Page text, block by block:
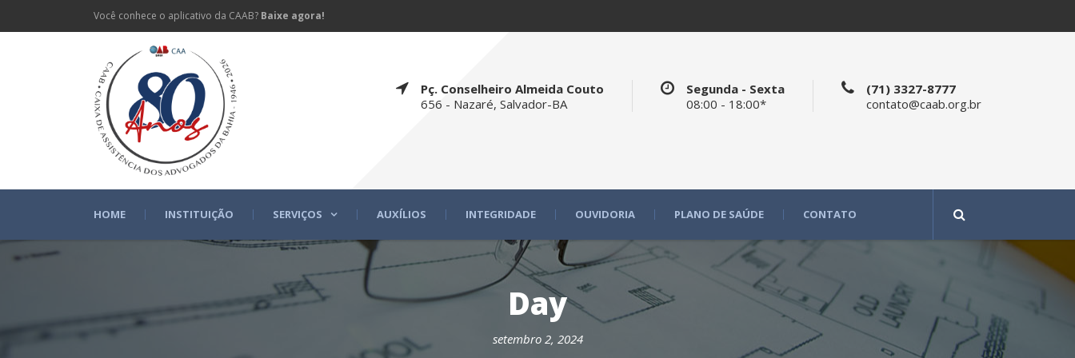
Você conhece o aplicativo da CAAB? Baixe agora!
Pç. Conselheiro Almeida Couto
656 - Nazaré, Salvador-BA
Segunda - Sexta
08:00 - 18:00*
(71) 3327-8777
contato@caab.org.br
HOME INSTITUIÇÃO SERVIÇOS AUXÍLIOS INTEGRIDADE OUVIDORIA PLANO DE SAÚDE CONTATO
Day
setembro 2, 2024